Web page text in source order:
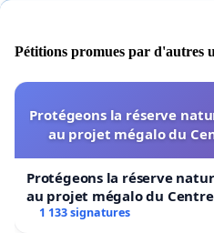
Pétitions promues par d'autres
Protégeons la réserve
au projet mégalo du
Protégeons la réserve
au projet mégalo du
1 133 signatures